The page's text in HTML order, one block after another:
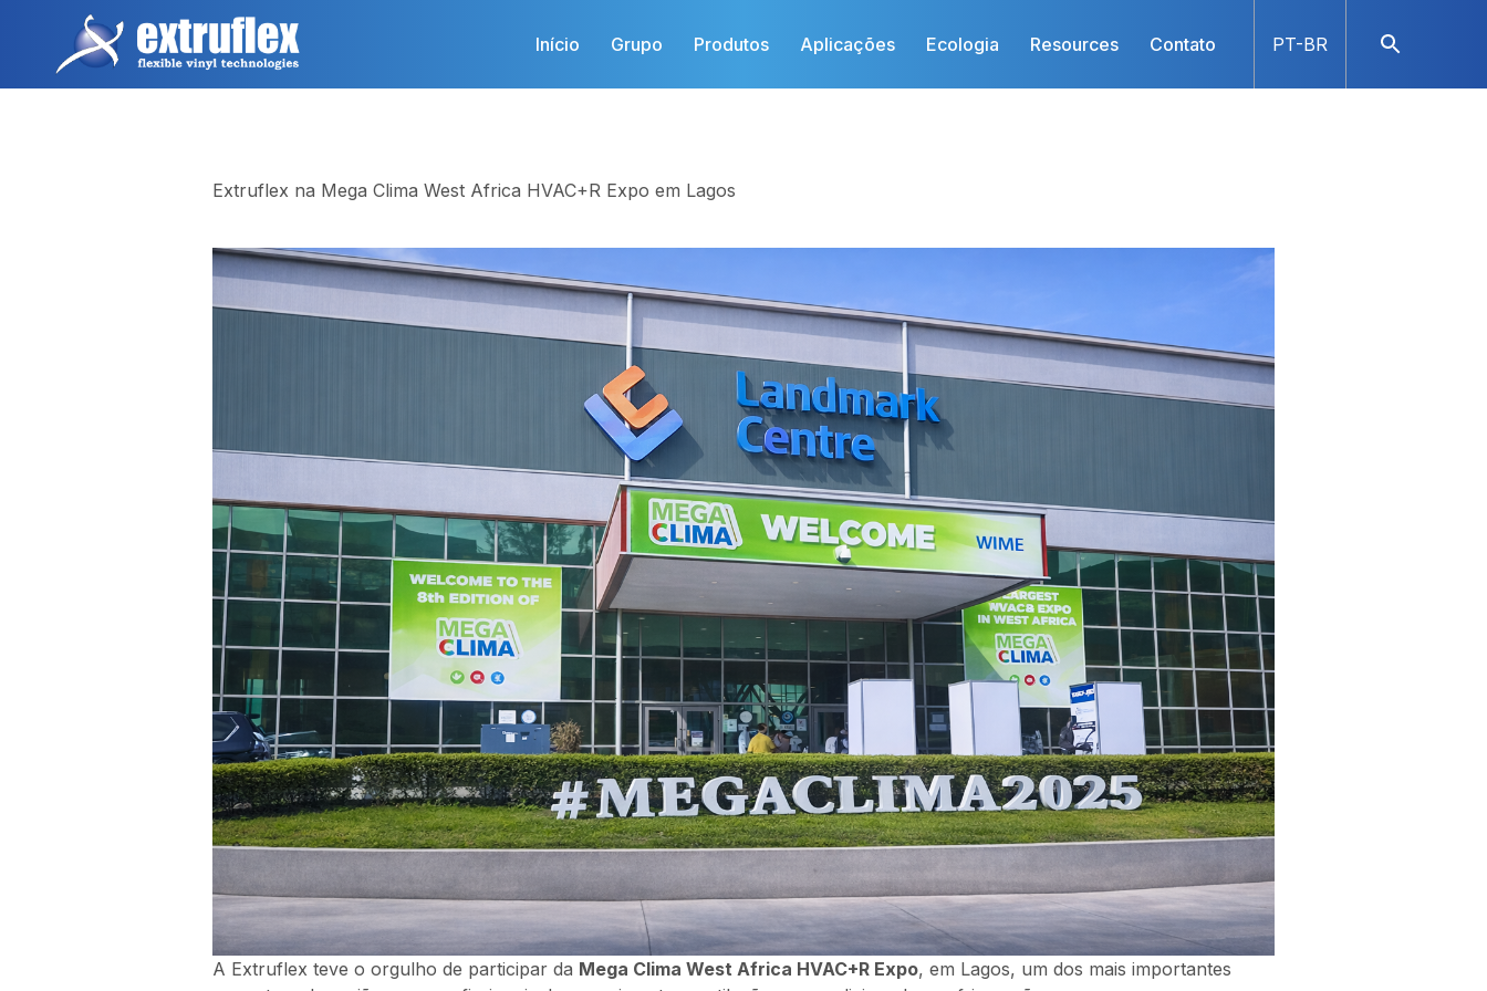
conteúdo
Início Grupo Produtos Aplicações Ecologia Resources Contato PT-BR
Extruflex na Mega Clima West Africa HVAC+R Expo em Lagos
A Extruflex teve o orgulho de participar da Mega Clima West Africa HVAC+R Expo, em Lagos, um dos mais importantes